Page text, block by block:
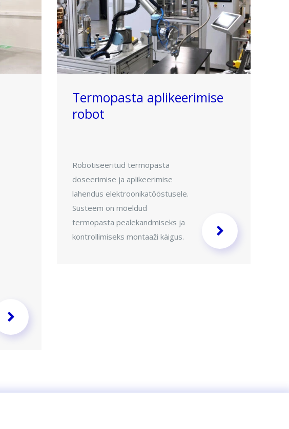
Termopasta aplikeerimise
robot
Robotiseeritud termopasta
doseerimise ja aplikeerimise
lahendus elektroonikatööstusele.
Süsteem on mõeldud
termopasta pealekandmiseks ja
kontrollimiseks montaaži käigus.